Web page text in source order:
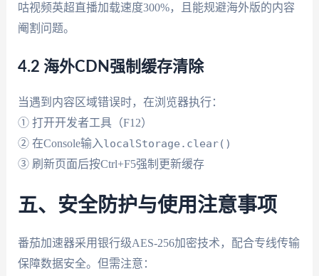
咕视频英超直播加载速度300%，且能规避海外版的内容
阉割问题。
4.2 海外CDN强制缓存清除
当遇到内容区域错误时，在浏览器执行：
① 打开开发者工具（F12）
② 在Console输入localStorage.clear()
③ 刷新页面后按Ctrl+F5强制更新缓存
五、安全防护与使用注意事项
番茄加速器采用银行级AES-256加密技术，配合专线传输
保障数据安全。但需注意：